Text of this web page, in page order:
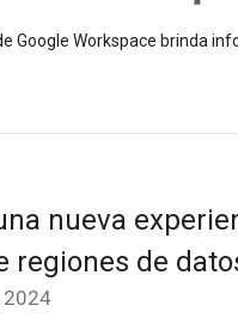
Google Workspace brinda
nueva
regiones de
2024